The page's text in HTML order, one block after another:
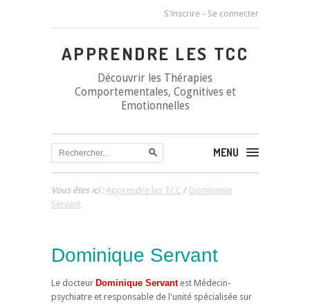
S'inscrire - Se connecter
APPRENDRE LES TCC
Découvrir les Thérapies
Comportementales, Cognitives et
Emotionnelles
MENU
Vous êtes ici :Apprendre les TCC / Dominique
Servant
Dominique Servant
Le docteur Dominique Servantest Médecin-
psychiatre et responsable de l'unité spécialisée sur